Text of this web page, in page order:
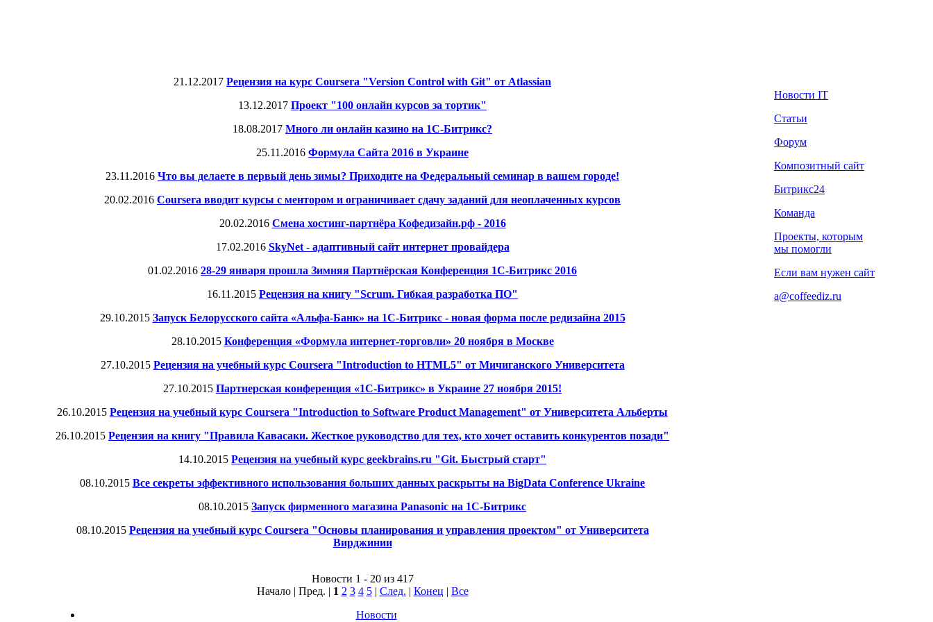
21.12.2017 Рецензия на курс Coursera "Version Control with Git" от Atlassian
13.12.2017 Проект "100 онлайн курсов за тортик"
18.08.2017 Много ли онлайн казино на 1С-Битрикс?
25.11.2016 Формула Сайта 2016 в Украине
23.11.2016 Что вы делаете в первый день зимы? Приходите на Федеральный семинар в вашем городе!
20.02.2016 Coursera вводит курсы с ментором и ограничивает сдачу заданий для неоплаченных курсов
20.02.2016 Смена хостинг-партнёра Кофедизайн.рф - 2016
17.02.2016 SkyNet - адаптивный сайт интернет провайдера
01.02.2016 28-29 января прошла Зимняя Партнёрская Конференция 1С-Битрикс 2016
16.11.2015 Рецензия на книгу "Scrum. Гибкая разработка ПО"
29.10.2015 Запуск Белорусского сайта «Альфа-Банк» на 1С-Битрикс - новая форма после редизайна 2015
28.10.2015 Конференция «Формула интернет-торговли» 20 ноября в Москве
27.10.2015 Рецензия на учебный курс Coursera "Introduction to HTML5" от Мичиганского Университета
27.10.2015 Партнерская конференция «1С-Битрикс» в Украине 27 ноября 2015!
26.10.2015 Рецензия на учебный курс Coursera "Introduction to Software Product Management" от Университета Альберты
26.10.2015 Рецензия на книгу "Правила Кавасаки. Жесткое руководство для тех, кто хочет оставить конкурентов позади"
14.10.2015 Рецензия на учебный курс geekbrains.ru "Git. Быстрый старт"
08.10.2015 Все секреты эффективного использования больших данных раскрыты на BigData Conference Ukraine
08.10.2015 Запуск фирменного магазина Panasonic на 1С-Битрикс
08.10.2015 Рецензия на учебный курс Coursera "Основы планирования и управления проектом" от Университета
Вирджинии
Новости 1 - 20 из 417
Начало | Пред. | 1 2 3 4 5| След. | Конец | Все
Новости
Новости IT
Статьи
Форум
Композитный сайт
Битрикс24
Команда
Проекты, которым
мы помогли
Если вам нужен сайт
a@coffeediz.ru